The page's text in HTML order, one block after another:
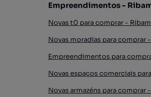
Empreendimentos -
Novas t0 para comprar -
Novas moradias para comprar
Empreendimentos para
Novas espaços comerciais
Novas armazéns para comprar